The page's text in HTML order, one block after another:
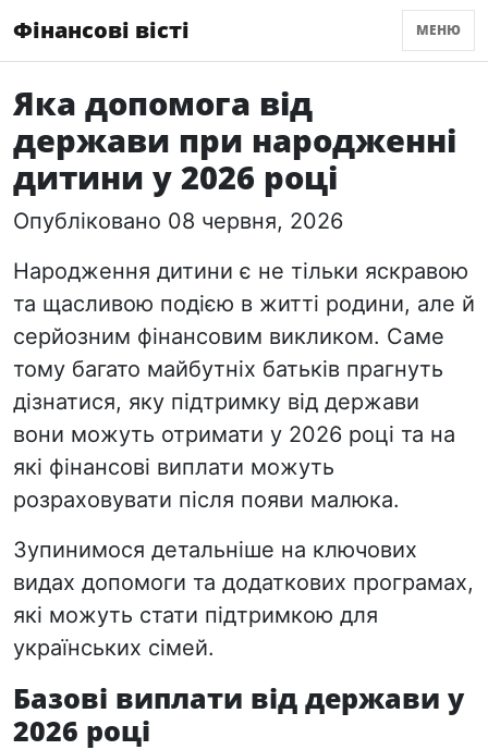
Фінансові вісті МЕНЮ
Яка допомога від
держави при народженні
дитини у 2026 році
Опубліковано 08 червня, 2026
Народження дитини є не тільки яскравою
та щасливою подією в житті родини, але й
серйозним фінансовим викликом. Саме
тому багато майбутніх батьків прагнуть
дізнатися, яку підтримку від держави
вони можуть отримати у 2026 році та на
які фінансові виплати можуть
розраховувати після появи малюка.
Зупинимося детальніше на ключових
видах допомоги та додаткових програмах,
які можуть стати підтримкою для
українських сімей.
Базові виплати від держави у
2026 році